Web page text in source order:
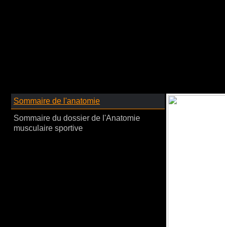
Sommaire de l'anatomie
Sommaire du dossier de l'Anatomie
musculaire sportive